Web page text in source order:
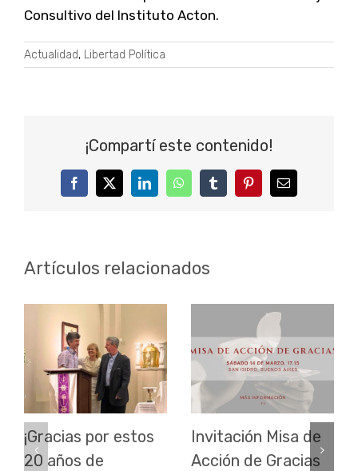
Consultivo del Instituto Acton.
Actualidad, Libertad Política
¡Compartí este contenido!
FacebookTwitterLinkedInWhatsAppTumblrPinterestCorreo
Artículos relacionados
¡Gracias por estos
20 años de
Invitación Misa de
Acción de Gracias